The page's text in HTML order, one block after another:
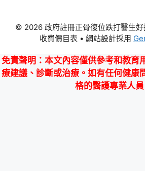
© 2026 政府註冊正骨復位跌打醫生
收費價目表 • 網站設計採用
免責聲明 ：本文內容僅供參考和教育
療建議、診斷或治療。如有任何健康
格的醫護專業人員